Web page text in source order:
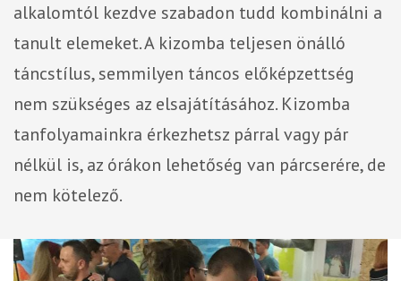
alkalomtól kezdve szabadon tudd kombinálni a
tanult elemeket. A kizomba teljesen önálló
táncstílus, semmilyen táncos előképzettség
nem szükséges az elsajátításához. Kizomba
tanfolyamainkra érkezhetsz párral vagy pár
nélkül is, az órákon lehetőség van párcserére, de
nem kötelező.